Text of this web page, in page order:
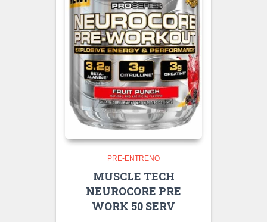
PRE-ENTRENO
MUSCLE TECH
NEUROCORE PRE
WORK 50 SERV